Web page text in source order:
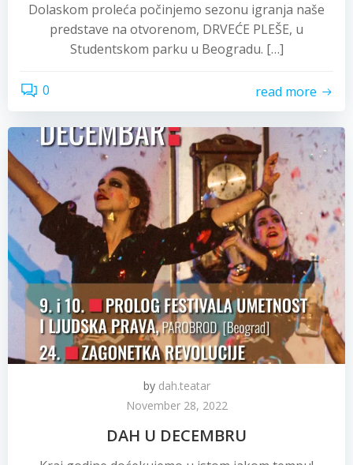
Dolaskom proleća počinjemo sezonu igranja naše
predstave na otvorenom, DRVEĆE PLEŠE, u
Studentskom parku u Beogradu. […]
0 read more
by dah.teatar
November 28, 2022
DAH U DECEMBRU